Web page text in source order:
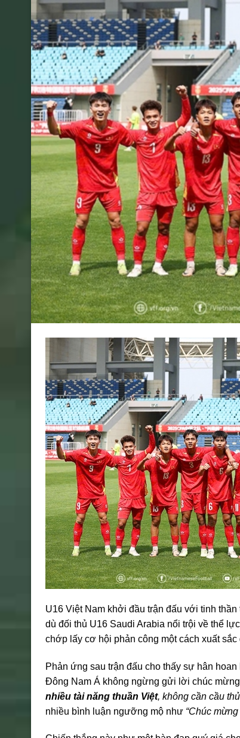
U16 Việt Nam khởi đầu trận đấu với tinh
dù đối thủ U16 Saudi Arabia nổi trội về thể
chớp lấy cơ hội phản công một cách xuất
Phản ứng sau trận đấu cho thấy sự hân
Đông Nam Á không ngừng gửi lời chúc
nhiều tài năng thuần Việt, không cần cầu
nhiều bình luận ngưỡng mộ như “Chúc